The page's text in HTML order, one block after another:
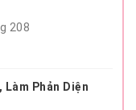
208
Làm Phản Diện